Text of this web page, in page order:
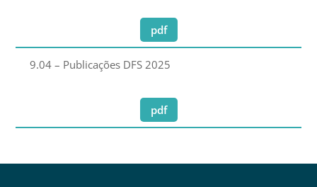
pdf
9.04 – Publicações DFS 2025
pdf